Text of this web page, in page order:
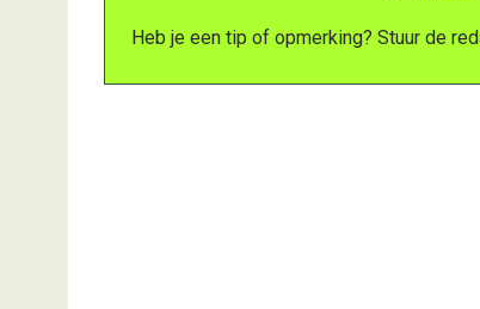
Heb je een tip of opmerking? Stuur de